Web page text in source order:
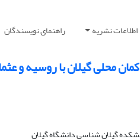
اطلاعات نشریه راهنمای نویسندگان
محلی گیلان با روسیه و
گیلان شناسی دانشگاه گیلان